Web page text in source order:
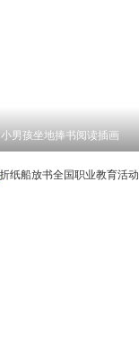
小男孩坐地捧书阅读插画